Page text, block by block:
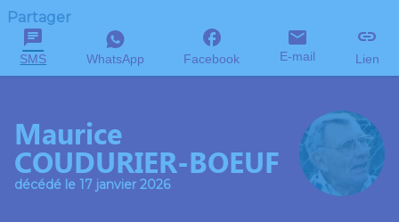
Partager
SMS WhatsApp Facebook E-mail Lien
Maurice
COUDURIER-BOEUF
décédé le 17 janvier 2026